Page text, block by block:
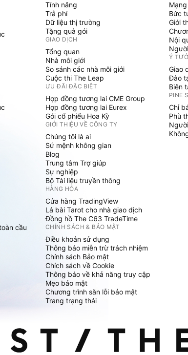
cầu
Tính năng
Trả phí
Dữ liệu thị trường
Tặng quà gói
GIAO DỊCH
Tổng quan
Nhà môi giới
So sánh các nhà môi giới
Cuộc thi The Leap
ƯU ĐÃI ĐẶC BIỆT
Hợp đồng tương lai CME Group
Hợp đồng tương lai Eurex
Gói cổ phiếu Hoa Kỳ
GIỚI THIỆU VỀ CÔNG TY
Chúng tôi là ai
Sứ mệnh không gian
Blog
Trung tâm Trợ giúp
Sự nghiệp
Bộ Tài liệu truyền thông
HÀNG HÓA
Cửa hàng TradingView
Lá bài Tarot cho nhà giao dịch
Đồng hồ The C63 TradeTime
CHÍNH SÁCH & BẢO MẬT
Điều khoản sử dụng
Thông báo miễn trừ trách nhiệm
Chính sách Bảo mật
Chích sách về Cookie
Thông báo về khả năng truy cập
Mẹo bảo mật
Chương trình săn lỗi bảo mật
Trang trạng thái
Bức
Giới
Nội
Ý
Giao
Đào
Biên
PINE
Chỉ
Phù